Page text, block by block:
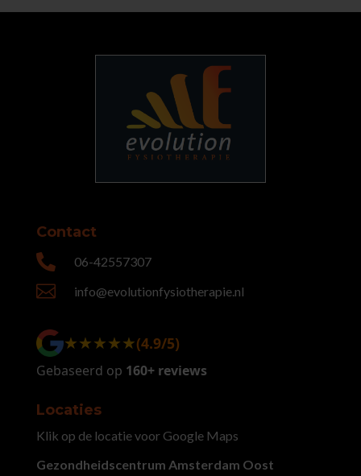
Contact
 06-42557307
 info@evolutionfysiotherapie.nl
★★★★★
★★★★★(4.9/5)
Gebaseerd op 160+ reviews
Locaties
Klik op de locatie voor Google Maps
Gezondheidscentrum Amsterdam Oost